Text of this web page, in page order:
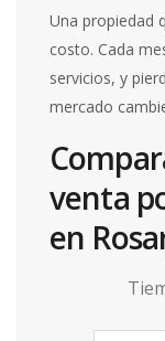
Una propiedad
costo. Cada
servicios, y
mercado
venta
en